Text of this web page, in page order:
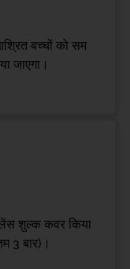
बच्चों को सम
जाएगा।
शुल्क कवर किया
3 बार)।